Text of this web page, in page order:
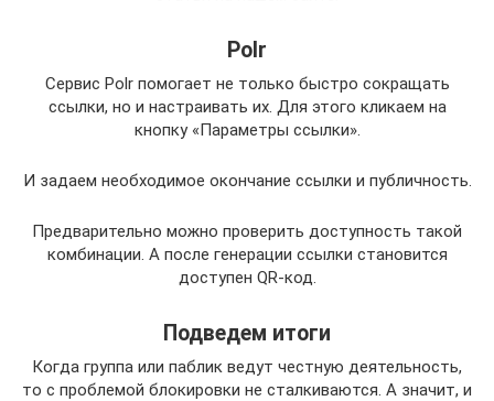
Polr
Сервис Polr помогает не только быстро сокращать
ссылки, но и настраивать их. Для этого кликаем на
кнопку «Параметры ссылки».
И задаем необходимое окончание ссылки и публичность.
Предварительно можно проверить доступность такой
комбинации. А после генерации ссылки становится
доступен QR-код.
Подведем итоги
Когда группа или паблик ведут честную деятельность,
то с проблемой блокировки не сталкиваются. А значит, и